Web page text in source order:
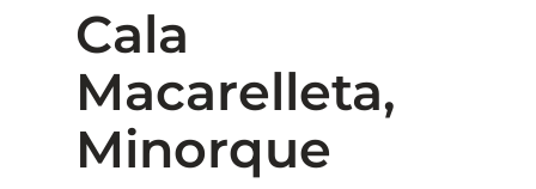
Cala
Macarelleta,
Minorque